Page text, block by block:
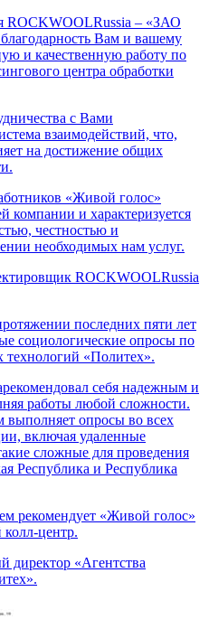
ROCKWOOLRussia – «ЗАО
Вам и вашему
и качественную работу по
центра обработки
с Вами
взаимодействий, что,
на достижение общих
«Живой голос»
компании и характеризуется
честностью и
необходимых нам услуг.
ROCKWOOLRussia
последних пяти лет
социологические опросы по
технологий «Политех».
себя надежным и
работы любой сложности.
выполняет опросы во всех
включая удаленные
сложные для проведения
Республика и Республика
рекомендует «Живой голос»
центр.
директор «Агентства